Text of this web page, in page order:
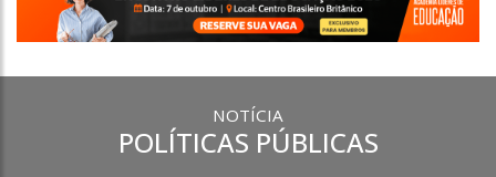
NOTÍCIA
POLÍTICAS PÚBLICAS